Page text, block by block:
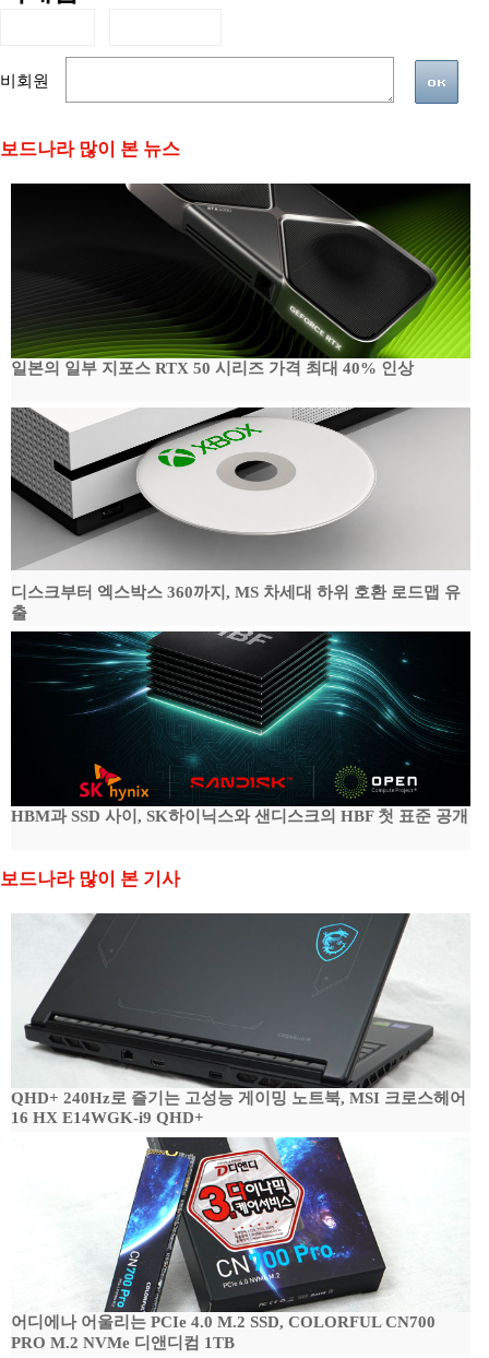
비회원
보드나라 많이 본 뉴스
일본의 일부 지포스 RTX 50 시리즈 가격 최대 40% 인상
디스크부터 엑스박스 360까지, MS 차세대 하위 호환 로드맵 유
출
HBM과 SSD 사이, SK하이닉스와 샌디스크의 HBF 첫 표준 공개
보드나라 많이 본 기사
QHD+ 240Hz로 즐기는 고성능 게이밍 노트북, MSI 크로스헤어
16 HX E14WGK-i9 QHD+
어디에나 어울리는 PCIe 4.0 M.2 SSD, COLORFUL CN700
PRO M.2 NVMe 디앤디컴 1TB